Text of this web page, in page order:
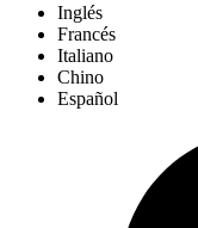
Inglés
Francés
Italiano
Chino
Español